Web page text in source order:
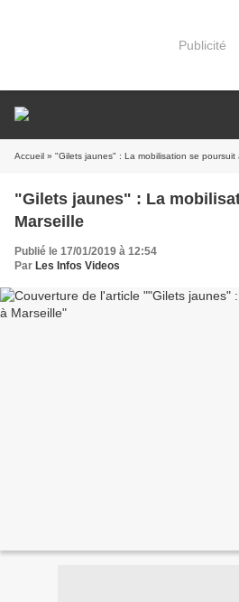
Publicité
Accueil » "Gilets jaunes" : La mobilisation se poursuit
"Gilets jaunes" : La
Marseille
Publié le 17/01/2019 à 12:54
Par Les Infos Videos